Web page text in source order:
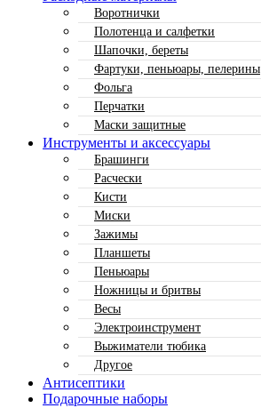
Воротнички
Полотенца и салфетки
Шапочки, береты
Фартуки, пеньюары, пелерины
Фольга
Перчатки
Маски защитные
Инструменты и аксессуары
Брашинги
Расчески
Кисти
Миски
Зажимы
Планшеты
Пеньюары
Ножницы и бритвы
Весы
Электроинструмент
Выжиматели тюбика
Другое
Антисептики
Подарочные наборы